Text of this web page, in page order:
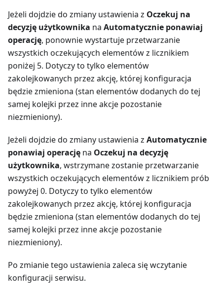
Jeżeli dojdzie do zmiany ustawienia z Oczekuj na
decyzję użytkownika na Automatycznie ponawiaj
operację, ponownie wystartuje przetwarzanie
wszystkich oczekujących elementów z licznikiem
poniżej 5. Dotyczy to tylko elementów
zakolejkowanych przez akcję, której konfiguracja
będzie zmieniona (stan elementów dodanych do tej
samej kolejki przez inne akcje pozostanie
niezmieniony).
Jeżeli dojdzie do zmiany ustawienia z Automatycznie
ponawiaj operację na Oczekuj na decyzję
użytkownika, wstrzymane zostanie przetwarzanie
wszystkich oczekujących elementów z licznikiem prób
powyżej 0. Dotyczy to tylko elementów
zakolejkowanych przez akcję, której konfiguracja
będzie zmieniona (stan elementów dodanych do tej
samej kolejki przez inne akcje pozostanie
niezmieniony).
Po zmianie tego ustawienia zaleca się wczytanie
konfiguracji serwisu.